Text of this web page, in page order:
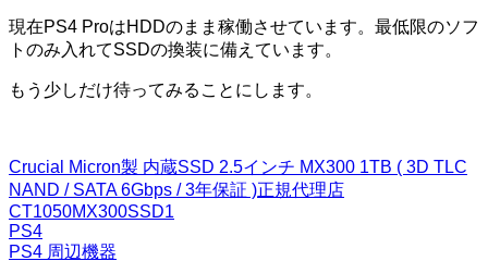
現在PS4 ProはHDDのまま稼働させています。最低限のソフ
トのみ入れてSSDの換装に備えています。
もう少しだけ待ってみることにします。
Crucial Micron製 内蔵SSD 2.5インチ MX300 1TB ( 3D TLC
NAND / SATA 6Gbps / 3年保証 )正規代理店
CT1050MX300SSD1
PS4
PS4 周辺機器